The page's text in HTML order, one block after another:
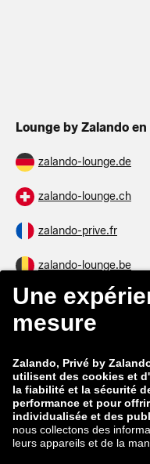
Lounge by Zalando
zalando-lounge.de
zalando-lounge.ch
zalando-prive.fr
zalando-lounge.be
zalando-lounge.fi
zalando-lounge.co.uk
zalando-prive.es
zalando-lounge.lt
zalando-lounge.ro